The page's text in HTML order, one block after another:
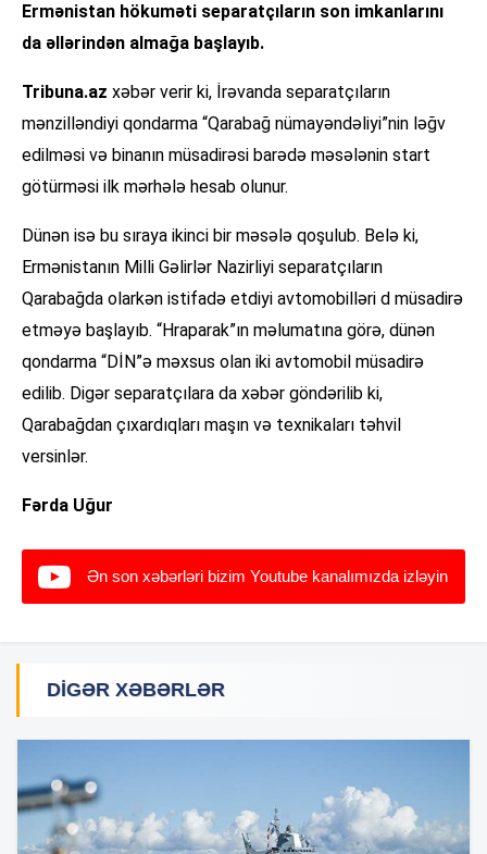
Ermənistan hökuməti separatçıların son imkanlarını
da əllərindən almağa başlayıb.
Tribuna.az xəbər verir ki, İrəvanda separatçıların
mənzilləndiyi qondarma “Qarabağ nümayəndəliyi”nin ləğv
edilməsi və binanın müsadirəsi barədə məsələnin start
götürməsi ilk mərhələ hesab olunur.
Dünən isə bu sıraya ikinci bir məsələ qoşulub. Belə ki,
Ermənistanın Milli Gəlirlər Nazirliyi separatçıların
Qarabağda olarkən istifadə etdiyi avtomobilləri d müsadirə
etməyə başlayıb. “Hraparak”ın məlumatına görə, dünən
qondarma “DİN”ə məxsus olan iki avtomobil müsadirə
edilib. Digər separatçılara da xəbər göndərilib ki,
Qarabağdan çıxardıqları maşın və texnikaları təhvil
versinlər.
Fərda Uğur
Ən son xəbərləri bizim Youtube kanalımızda izləyin
DIGƏR XƏBƏRLƏR